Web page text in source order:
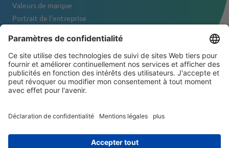
Valeurs de marque
Portrait de l'entreprise
Contact
NEWSLETTER
Conditions générales de vente